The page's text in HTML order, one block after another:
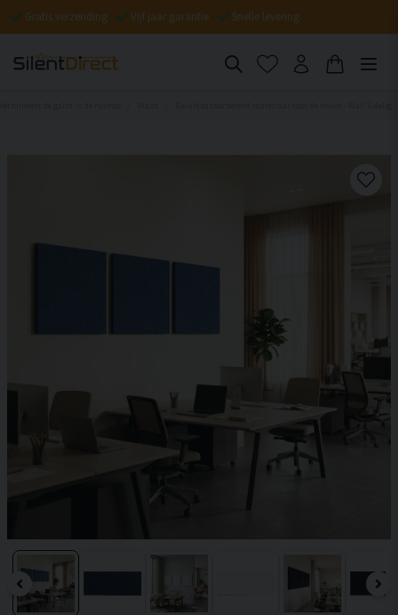
Gratis verzending Vijf jaar garantie Snelle levering